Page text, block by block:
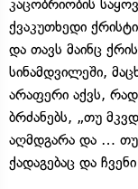
კაცობრიობის
ქვაკუთხედი
და თავს მაინც
სინამდვილეში,
არაფერი აქვს,
ბრძანებს, „თუ
აღმდგარა და … თუ
ქადაგებაც და